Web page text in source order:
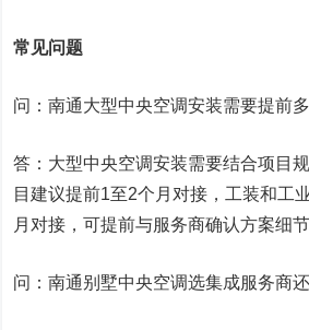
常见问题
问：南通大型中央空调安装需要提前
答：大型中央空调安装需要结合项目
目建议提前1至2个月对接，工装和工
月对接，可提前与服务商确认方案细
问：南通别墅中央空调选集成服务商